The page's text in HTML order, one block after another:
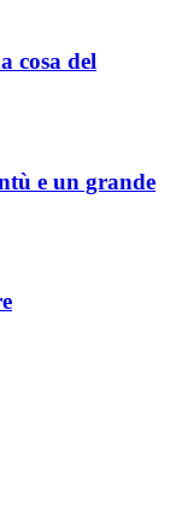
cosa del
e un grande